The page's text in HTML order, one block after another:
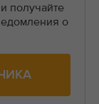
получайте
о